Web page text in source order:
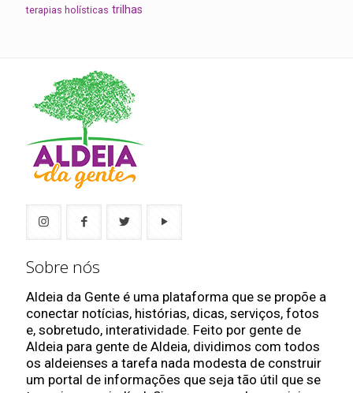
terapias holísticas trilhas
Sobre nós
Aldeia da Gente é uma plataforma que se propõe a
conectar notícias, histórias, dicas, serviços, fotos
e, sobretudo, interatividade. Feito por gente de
Aldeia para gente de Aldeia, dividimos com todos
os aldeienses a tarefa nada modesta de construir
um portal de informações que seja tão útil que se